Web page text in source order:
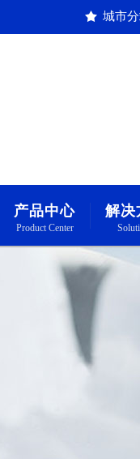
城市
产品中心
Product Center
解决